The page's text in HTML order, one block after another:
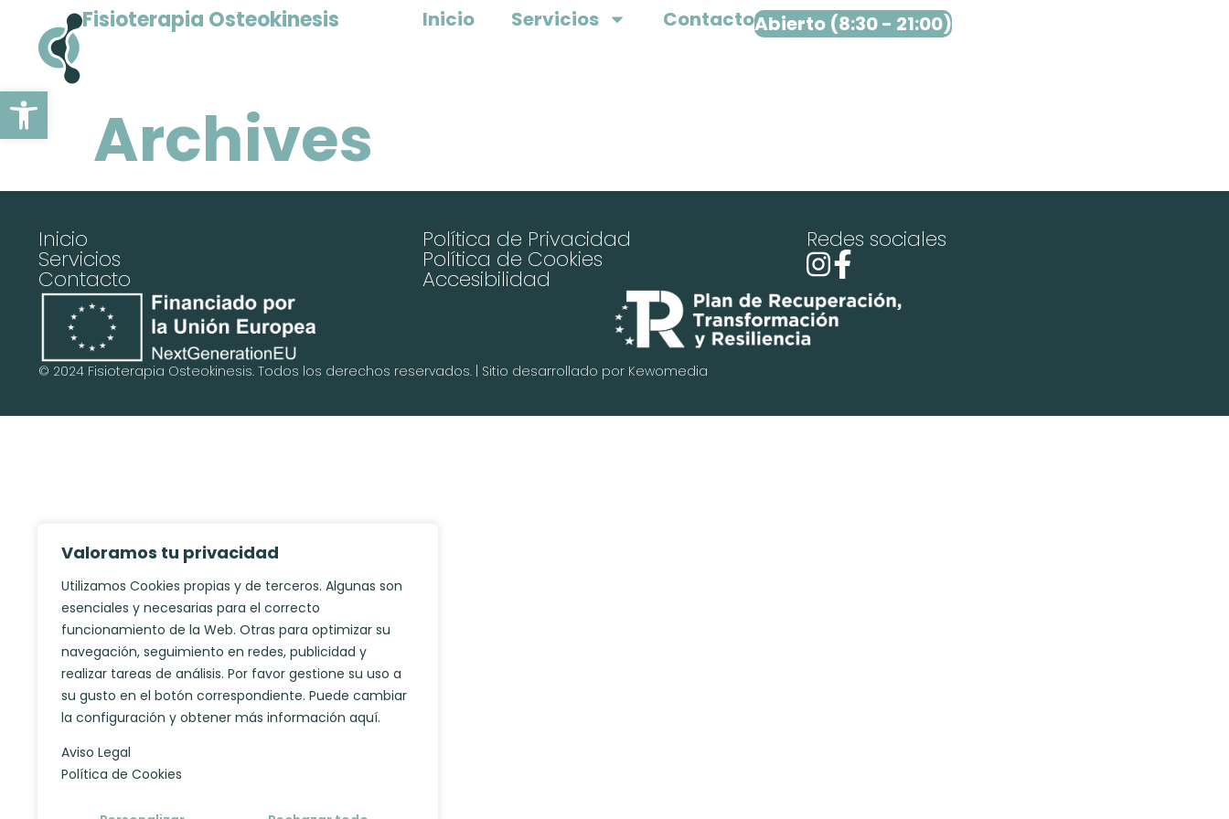
Open toolbar
Valoramos tu privacidad
Utilizamos Cookies propias y de terceros. Algunas son
esenciales y necesarias para el correcto
funcionamiento de la Web. Otras para optimizar su
navegación, seguimiento en redes, publicidad y
realizar tareas de análisis. Por favor gestione su uso a
su gusto en el botón correspondiente. Puede cambiar
la configuración y obtener más información aquí.
Aviso Legal
Política de Cookies
Fisioterapia Osteokinesis Inicio Servicios ContactoAbierto (8:30 - 21:00)
Archives
Inicio
Servicios
Contacto
Política de Privacidad
Política de Cookies
Accesibilidad
Redes sociales
© 2024 Fisioterapia Osteokinesis. Todos los derechos reservados. | Sitio desarrollado por Kewomedia